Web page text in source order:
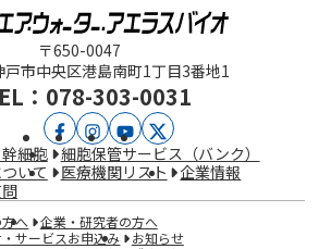
〒650-0047
戸市中央区港島南町1丁目3番地1
：078-303-0031
ア
エ
ラ
ス
ア
エ
ラ
ス
YouTube
X
細胞
細胞保管サービス（バンク）
いて
医療機関リスト
企業情報
へ
企業・研究者の方へ
サービスお申込み
お知らせ